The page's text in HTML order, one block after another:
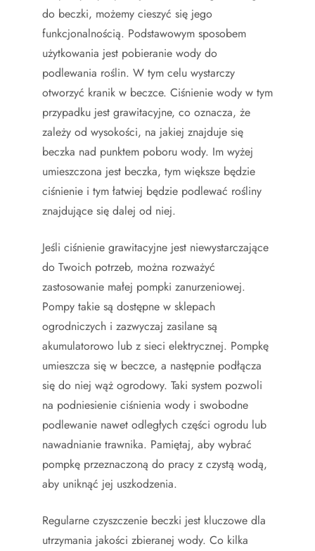
do beczki, możemy cieszyć się jego
funkcjonalnością. Podstawowym sposobem
użytkowania jest pobieranie wody do
podlewania roślin. W tym celu wystarczy
otworzyć kranik w beczce. Ciśnienie wody w tym
przypadku jest grawitacyjne, co oznacza, że
zależy od wysokości, na jakiej znajduje się
beczka nad punktem poboru wody. Im wyżej
umieszczona jest beczka, tym większe będzie
ciśnienie i tym łatwiej będzie podlewać rośliny
znajdujące się dalej od niej.
Jeśli ciśnienie grawitacyjne jest niewystarczające
do Twoich potrzeb, można rozważyć
zastosowanie małej pompki zanurzeniowej.
Pompy takie są dostępne w sklepach
ogrodniczych i zazwyczaj zasilane są
akumulatorowo lub z sieci elektrycznej. Pompkę
umieszcza się w beczce, a następnie podłącza
się do niej wąż ogrodowy. Taki system pozwoli
na podniesienie ciśnienia wody i swobodne
podlewanie nawet odległych części ogrodu lub
nawadnianie trawnika. Pamiętaj, aby wybrać
pompkę przeznaczoną do pracy z czystą wodą,
aby uniknąć jej uszkodzenia.
Regularne czyszczenie beczki jest kluczowe dla
utrzymania jakości zbieranej wody. Co kilka